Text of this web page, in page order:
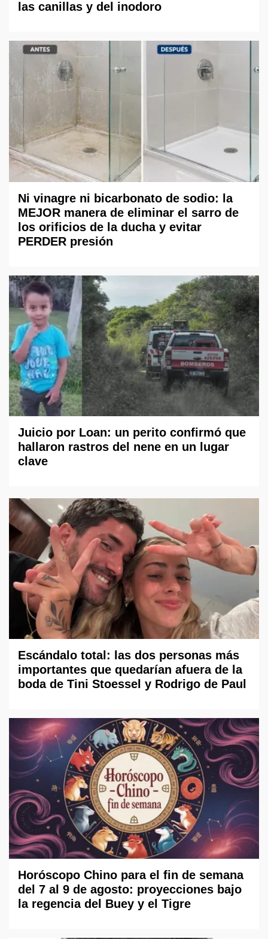
las canillas y del inodoro
Ni vinagre ni bicarbonato de sodio: la
MEJOR manera de eliminar el sarro de
los orificios de la ducha y evitar
PERDER presión
Juicio por Loan: un perito confirmó que
hallaron rastros del nene en un lugar
clave
Escándalo total: las dos personas más
importantes que quedarían afuera de la
boda de Tini Stoessel y Rodrigo de Paul
Horóscopo Chino para el fin de semana
del 7 al 9 de agosto: proyecciones bajo
la regencia del Buey y el Tigre